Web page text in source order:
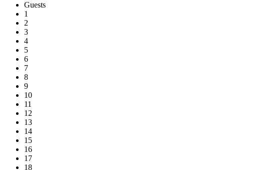
Guests
1
2
3
4
5
6
7
8
9
10
11
12
13
14
15
16
17
18